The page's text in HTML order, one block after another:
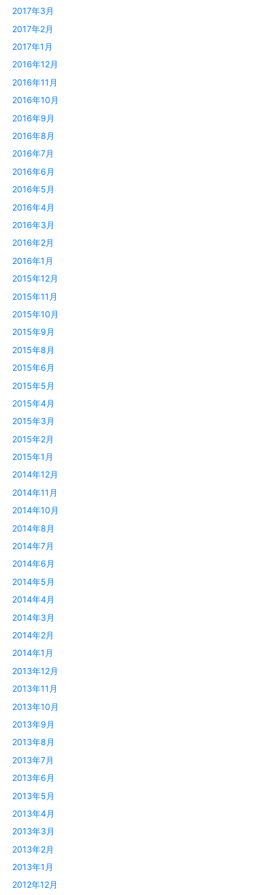
2017年3月
2017年2月
2017年1月
2016年12月
2016年11月
2016年10月
2016年9月
2016年8月
2016年7月
2016年6月
2016年5月
2016年4月
2016年3月
2016年2月
2016年1月
2015年12月
2015年11月
2015年10月
2015年9月
2015年8月
2015年6月
2015年5月
2015年4月
2015年3月
2015年2月
2015年1月
2014年12月
2014年11月
2014年10月
2014年8月
2014年7月
2014年6月
2014年5月
2014年4月
2014年3月
2014年2月
2014年1月
2013年12月
2013年11月
2013年10月
2013年9月
2013年8月
2013年7月
2013年6月
2013年5月
2013年4月
2013年3月
2013年2月
2013年1月
2012年12月